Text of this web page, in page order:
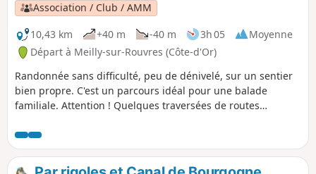
Association / Club / AMM
10,43 km
+40 m -40 m 3h 05
Moyenne
Départ à Meilly-sur-Rouvres (Côte-d'Or)
Randonnée sans difficulté, peu de dénivelé, sur un sentier
bien propre. C'est un parcours idéal pour une balade
familiale. Attention ! Quelques traversées de routes